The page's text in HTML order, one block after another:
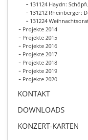
131124 Haydn:
131212 Rheinberger:
131224
Projekte 2014
Projekte 2015
Projekte 2016
Projekte 2017
Projekte 2018
Projekte 2019
Projekte 2020
KONTAKT
DOWNLOADS
KONZERT-KARTEN